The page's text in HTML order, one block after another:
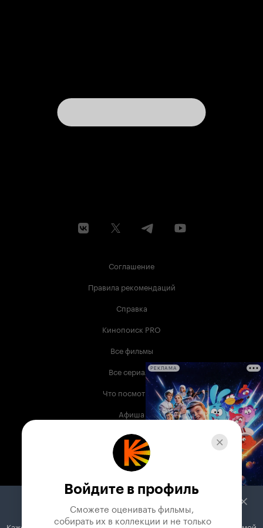
Соглашение
Правила рекомендаций
Справка
Кинопоиск PRO
Все фильмы
Все сериалы
Что посмотреть
Афиша
Музыка
Телепрограмма
Служба поддержки
РЕКЛАМА
Войдите в профиль
Сможете оценивать фильмы,
собирать их в коллекции и не только